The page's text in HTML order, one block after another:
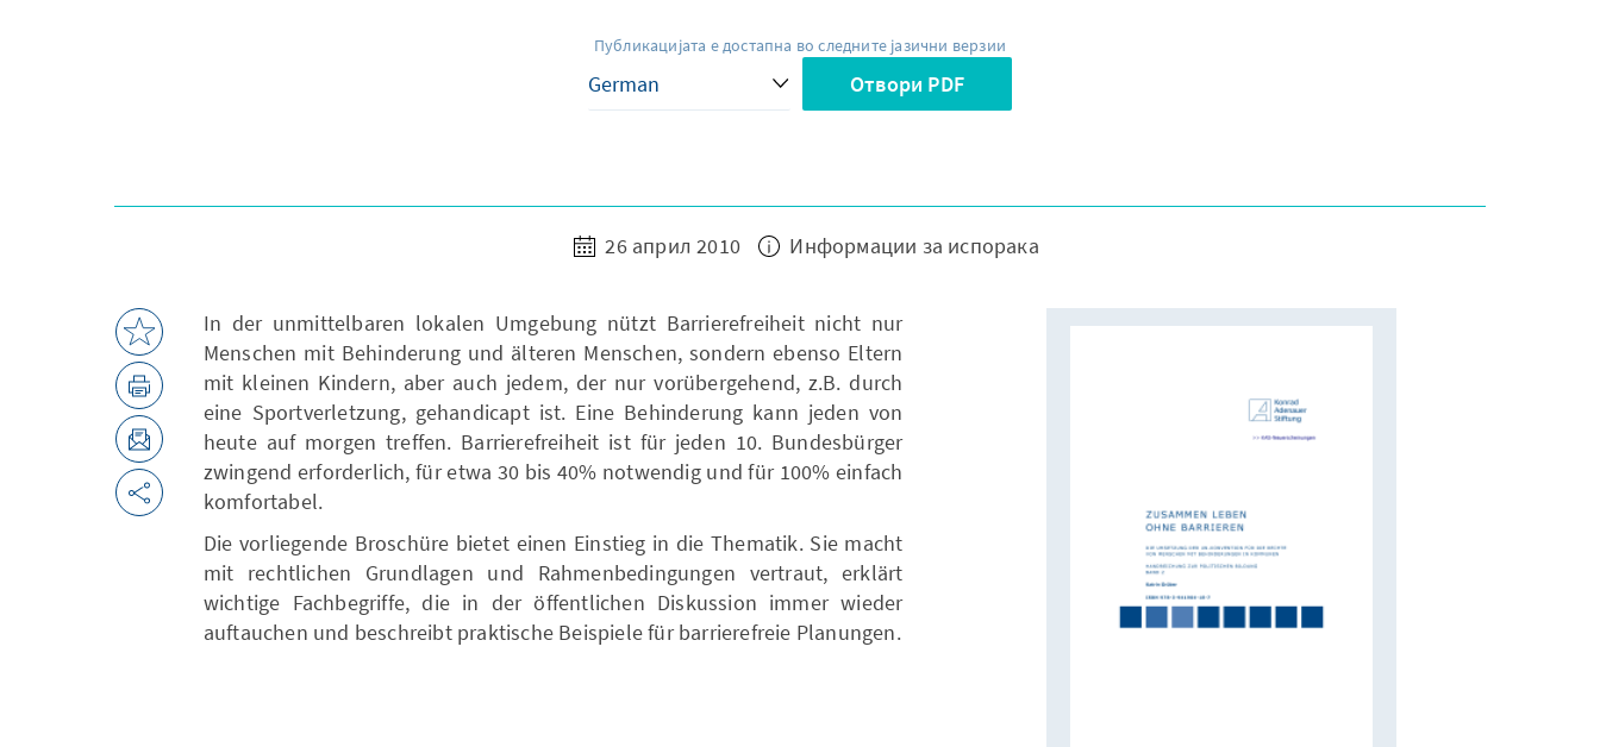
Публикацијата е достапна во следните јазични верзии
Отвори PDF
26 април 2010 Информации за испорака
In der unmittelbaren lokalen Umgebung nützt Barrierefreiheit nicht nur
Menschen mit Behinderung und älteren Menschen, sondern ebenso Eltern
mit kleinen Kindern, aber auch jedem, der nur vorübergehend, z.B. durch
eine Sportverletzung, gehandicapt ist. Eine Behinderung kann jeden von
heute auf morgen treffen. Barrierefreiheit ist für jeden 10. Bundesbürger
zwingend erforderlich, für etwa 30 bis 40% notwendig und für 100% einfach
komfortabel.
Die vorliegende Broschüre bietet einen Einstieg in die Thematik. Sie macht
mit rechtlichen Grundlagen und Rahmenbedingungen vertraut, erklärt
wichtige Fachbegriffe, die in der öffentlichen Diskussion immer wieder
auftauchen und beschreibt praktische Beispiele für barrierefreie Planungen.